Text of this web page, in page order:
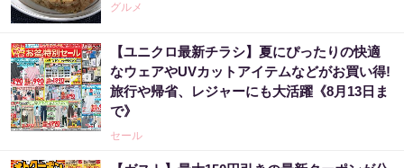
グルメ
【ユニクロ最新チラシ】夏にぴったりの快適
なウェアやUVカットアイテムなどがお買い得!
旅行や帰省、レジャーにも大活躍《8月13日ま
で》
セール